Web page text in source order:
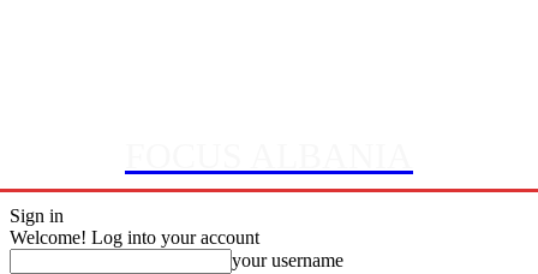
Sign in
Welcome! Log into your account
your username